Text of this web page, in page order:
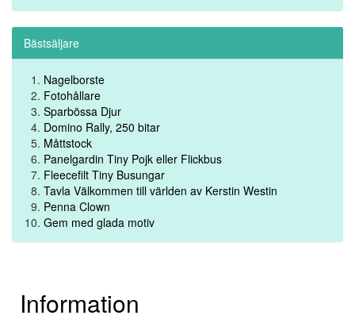
Bästsäljare
Nagelborste
Fotohållare
Sparbössa Djur
Domino Rally, 250 bitar
Måttstock
Panelgardin Tiny Pojk eller Flickbus
Fleecefilt Tiny Busungar
Tavla Välkommen till världen av Kerstin Westin
Penna Clown
Gem med glada motiv
Information